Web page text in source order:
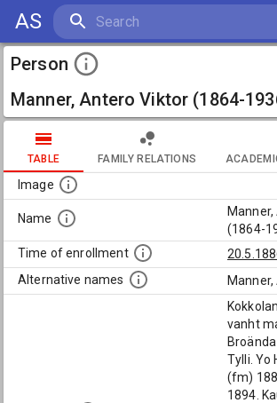
AS
Person
Manner, Antero Viktor (1864-
TABLE FAMILY RELATIONS
Image
Name
(1864-
Time of enrollment
Alternative names
vanht
Tylli. Yo
(fm)
1894.